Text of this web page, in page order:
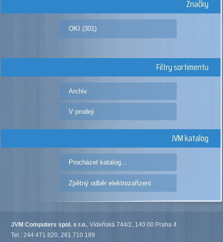
Značky
OKI (301)
Filtry sortimentu
Archiv
V prodeji
JVM katalog
Procházet katalog...
Zpětný odběr elektrozařízení
JVM Computers spol. s r.o., Vídeňská 744/2, 140 00 Praha 4
Tel.: 244 471 820, 261 710 189